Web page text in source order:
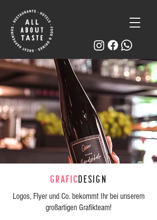
GRAFIC DESIGN
Logos, Flyer und Co. bekommt Ihr bei unserem
großartigen Grafikteam!